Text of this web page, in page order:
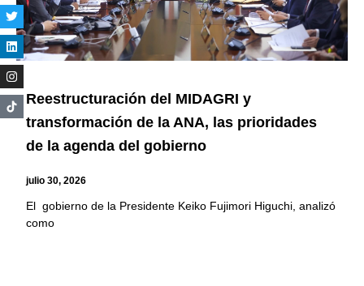
Reestructuración del MIDAGRI y
transformación de la ANA, las prioridades
de la agenda del gobierno
julio 30, 2026
El gobierno de la Presidente Keiko Fujimori Higuchi, analizó
como